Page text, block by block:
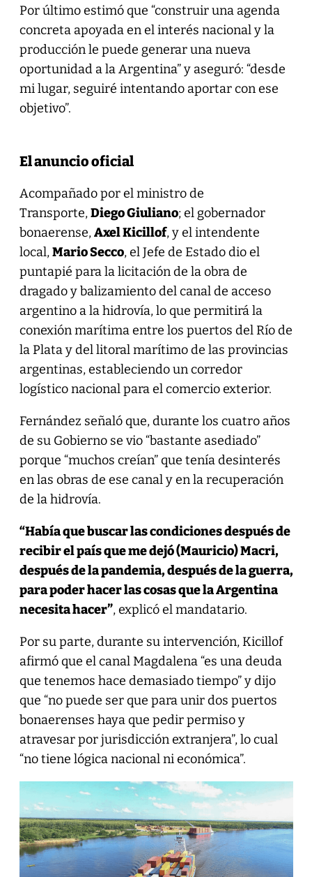
Por último estimó que “construir una agenda
concreta apoyada en el interés nacional y la
producción le puede generar una nueva
oportunidad a la Argentina” y aseguró: “desde
mi lugar, seguiré intentando aportar con ese
objetivo”.
El anuncio oficial
Acompañado por el ministro de
Transporte,Diego Giuliano; el gobernador
bonaerense,Axel Kicillof, y el intendente
local,Mario Secco, el Jefe de Estado dio el
puntapié para la licitación de la obra de
dragado y balizamiento del canal de acceso
argentino a la hidrovía, lo que permitirá la
conexión marítima entre los puertos del Río de
la Plata y del litoral marítimo de las provincias
argentinas, estableciendo un corredor
logístico nacional para el comercio exterior.
Fernández señaló que, durante los cuatro años
de su Gobierno se vio “bastante asediado”
porque “muchos creían” que tenía desinterés
en las obras de ese canal y en la recuperación
de la hidrovía.
“Había que buscar las condiciones después de
recibir el país que me dejó (Mauricio) Macri,
después de la pandemia, después de la guerra,
para poder hacer las cosas que la Argentina
necesita hacer”, explicó el mandatario.
Por su parte, durante su intervención, Kicillof
afirmó que el canal Magdalena “es una deuda
que tenemos hace demasiado tiempo” y dijo
que “no puede ser que para unir dos puertos
bonaerenses haya que pedir permiso y
atravesar por jurisdicción extranjera”, lo cual
“no tiene lógica nacional ni económica”.